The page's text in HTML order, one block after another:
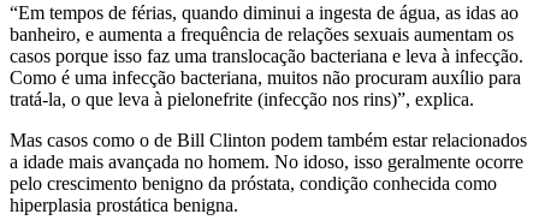
“Em tempos de férias, quando diminui a ingesta de água, as idas ao
banheiro, e aumenta a frequência de relações sexuais aumentam os
casos porque isso faz uma translocação bacteriana e leva à infecção.
Como é uma infecção bacteriana, muitos não procuram auxílio para
tratá-la, o que leva à pielonefrite (infecção nos rins)”, explica.
Mas casos como o de Bill Clinton podem também estar relacionados
a idade mais avançada no homem. No idoso, isso geralmente ocorre
pelo crescimento benigno da próstata, condição conhecida como
hiperplasia prostática benigna.